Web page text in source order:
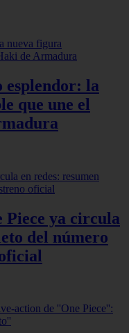
esplendor: la
que une el
Piece ya circula
del número